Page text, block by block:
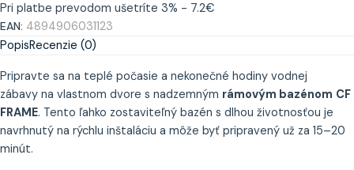
Pri platbe prevodom ušetríte 3% - 7.2€
EAN: 4894906031123
PopisRecenzie (0)
Pripravte sa na teplé počasie a nekonečné hodiny vodnej
zábavy na vlastnom dvore s nadzemným rámovým bazénom CF
FRAME. Tento ľahko zostaviteľný bazén s dlhou životnosťou je
navrhnutý na rýchlu inštaláciu a môže byť pripravený už za 15–20
minút.